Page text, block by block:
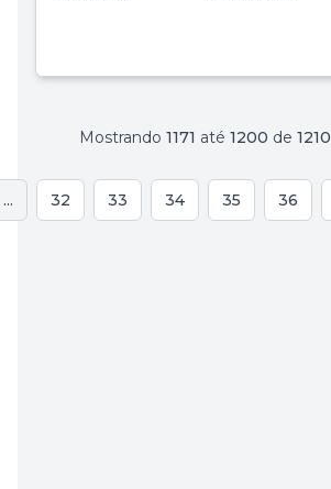
Mostrando 1171 até 1200 de 1210
... 32 33 34 35 36